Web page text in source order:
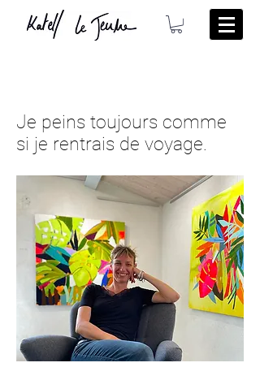
Je peins toujours comme
si je rentrais de voyage.